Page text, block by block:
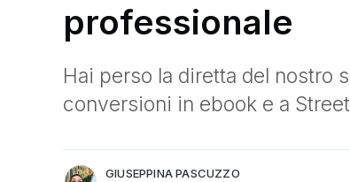
professionale
Hai perso la diretta del nostro
conversioni in ebook e a
Giuseppina Pascuzzo
Communication Manager StreetLib
GIUSEPPINA PASCUZZO